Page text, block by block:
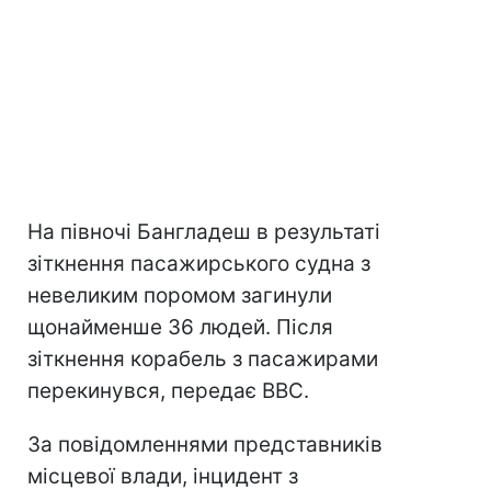
На півночі Бангладеш в результаті
зіткнення пасажирського судна з
невеликим поромом загинули
щонайменше 36 людей. Після
зіткнення корабель з пасажирами
перекинувся, передає ВВС.
За повідомленнями представників
місцевої влади, інцидент з